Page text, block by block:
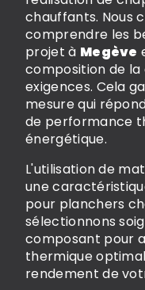
chauffants. Nous
comprendre les
projet à Megève
composition de
exigences. Cela
mesure qui
de performance
énergétique.
L'utilisation de
une
pour planchers
sélectionnons
composant pour
thermique
rendement de